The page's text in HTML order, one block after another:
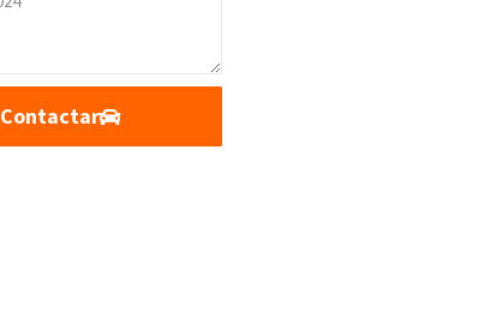
Contactar